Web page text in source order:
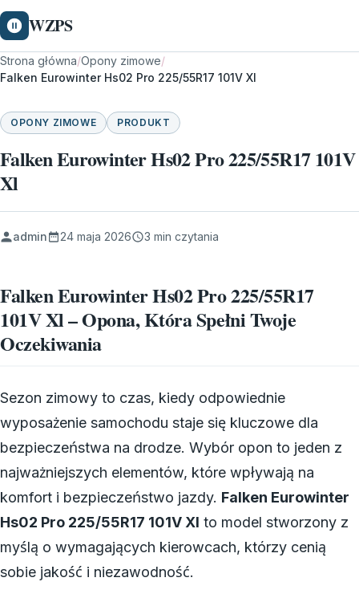
WZPS
Strona główna/Opony zimowe/
Falken Eurowinter Hs02 Pro 225/55R17 101V Xl
OPONY ZIMOWE PRODUKT
Falken Eurowinter Hs02 Pro 225/55R17 101V
Xl
admin 24 maja 2026 3 min czytania
Falken Eurowinter Hs02 Pro 225/55R17
101V Xl – Opona, Która Spełni Twoje
Oczekiwania
Sezon zimowy to czas, kiedy odpowiednie
wyposażenie samochodu staje się kluczowe dla
bezpieczeństwa na drodze. Wybór opon to jeden z
najważniejszych elementów, które wpływają na
komfort i bezpieczeństwo jazdy. Falken Eurowinter
Hs02 Pro 225/55R17 101V Xl to model stworzony z
myślą o wymagających kierowcach, którzy cenią
sobie jakość i niezawodność.